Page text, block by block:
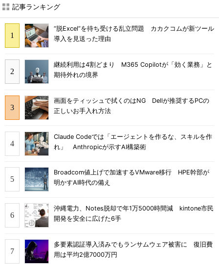
記事ランキング
“脱Excel”を待ち受ける乱立問題 カカクコムが新ツール
導入を見送った理由
継続利用は4割どまり M365 Copilotが「効く業務」と
期待外れの境界
画面をティッシュで拭くのはNG Dellが推奨するPCの
正しいお手入れ方法
Claude Codeでは「エージェントを作るな、スキルを作
れ」 Anthropicが示すAI構築術
Broadcom値上げで加速するVMware移行 HPE幹部が
明かすAI時代の備え
沖縄電力、Notes脱却で年1万5000時間減 kintone市民
開発を安全に広げた6手
多要素認証導入済みでもランサムウェア被害に 復旧費
用は平均2億7000万円